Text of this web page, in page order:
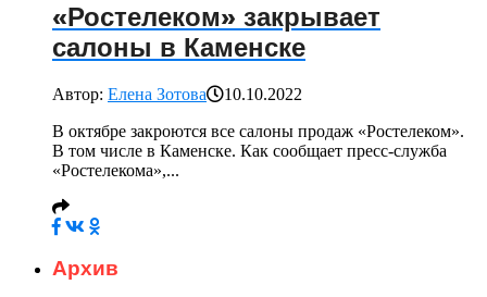
«Ростелеком» закрывает
салоны в Каменске
Автор: Елена Зотова
10.10.2022
В октябре закроются все салоны продаж «Ростелеком».
В том числе в Каменске. Как сообщает пресс-служба
«Ростелекома»,...
Архив